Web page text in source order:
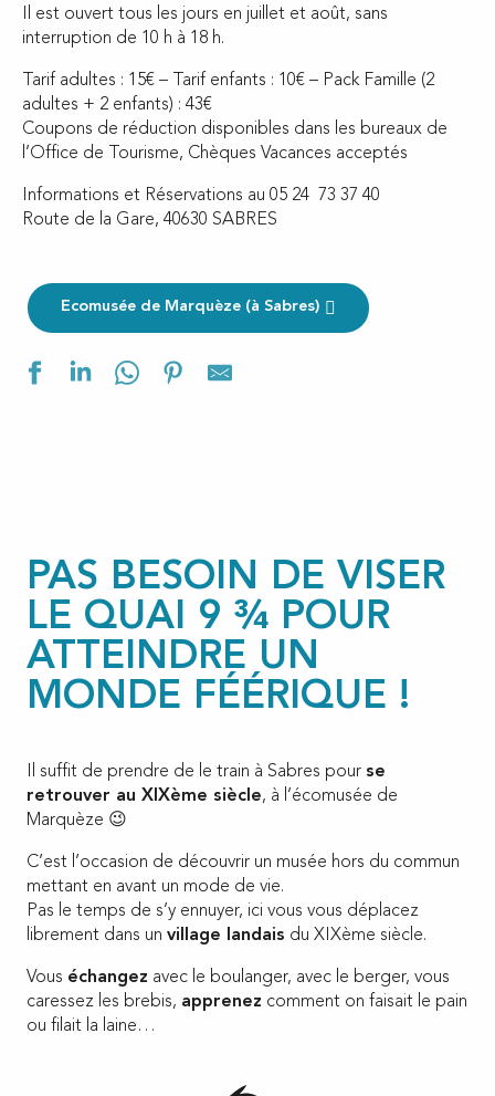
Il est ouvert tous les jours en juillet et août, sans
interruption de 10 h à 18 h.
Tarif adultes : 15€ – Tarif enfants : 10€ – Pack Famille (2
adultes + 2 enfants) : 43€
Coupons de réduction disponibles dans les bureaux de
l’Office de Tourisme, Chèques Vacances acceptés
Informations et Réservations au 05 24 73 37 40
Route de la Gare, 40630 SABRES
Ecomusée de Marquèze (à Sabres)
PAS BESOIN DE VISER
LE QUAI 9 ¾ POUR
ATTEINDRE UN
MONDE FÉÉRIQUE !
Il suffit de prendre de le train à Sabres pour se
retrouver au XIXème siècle, à l’écomusée de
Marquèze 😉
C’est l’occasion de découvrir un musée hors du commun
mettant en avant un mode de vie.
Pas le temps de s’y ennuyer, ici vous vous déplacez
librement dans un village landais du XIXème siècle.
Vous échangez avec le boulanger, avec le berger, vous
caressez les brebis, apprenez comment on faisait le pain
ou filait la laine…